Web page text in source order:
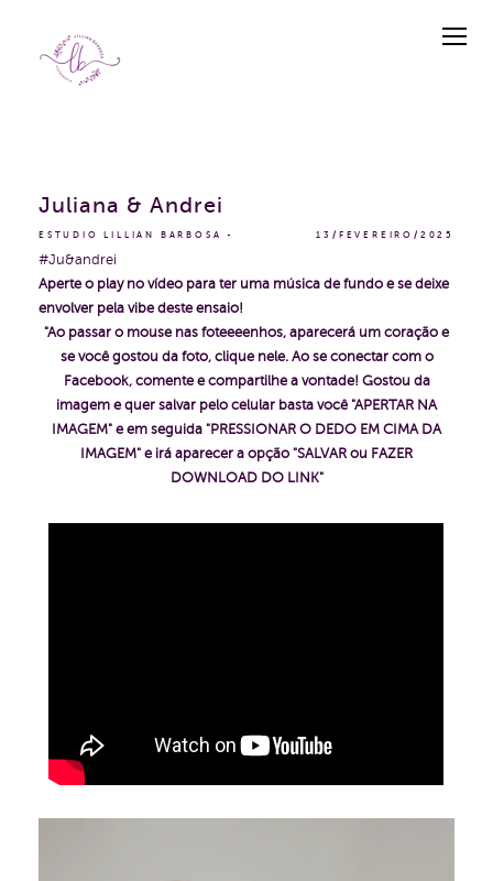
ESTUDIO LILLIAN BARBOSA 13/FEVEREIRO/2025
Juliana & Andrei
#Ju&andrei
Aperte o play no vídeo para ter uma música de fundo e se deixe
envolver pela vibe deste ensaio!
"Ao passar o mouse nas foteeeenhos, aparecerá um coração e
se você gostou da foto, clique nele. Ao se conectar com o
Facebook, comente e compartilhe a vontade! Gostou da
imagem e quer salvar pelo celular basta você "APERTAR NA
IMAGEM" e em seguida "PRESSIONAR O DEDO EM CIMA DA
IMAGEM" e irá aparecer a opção "SALVAR ou FAZER
DOWNLOAD DO LINK"